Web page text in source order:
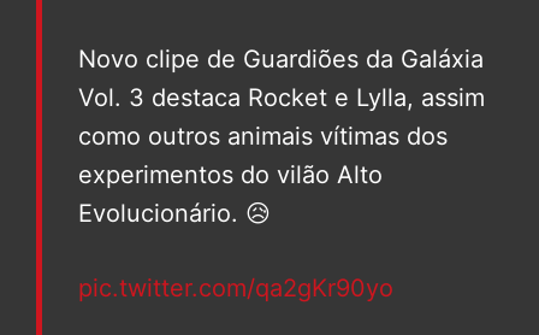
Novo clipe de Guardiões da Galáxia
Vol. 3 destaca Rocket e Lylla, assim
como outros animais vítimas dos
experimentos do vilão Alto
Evolucionário. 😥
pic.twitter.com/qa2gKr90yo